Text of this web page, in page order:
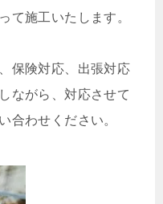
て施工いたします。
保険対応、出張対応
ながら、対応させて
合わせください。